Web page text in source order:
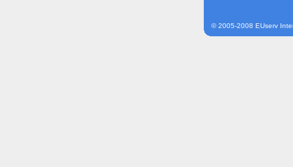
© 2005-2008 EUserv